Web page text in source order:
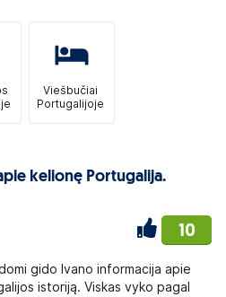
Viešbučiai
Portugalijoje
kelionę Portugalija.
10
gido Ivano informacija apie
istoriją. Viskas vyko pagal